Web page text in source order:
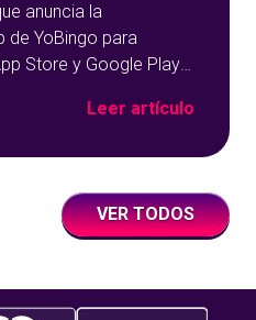
anuncia la
de YoBingo para
Store y Google Play
Leer artículo
VER TODOS